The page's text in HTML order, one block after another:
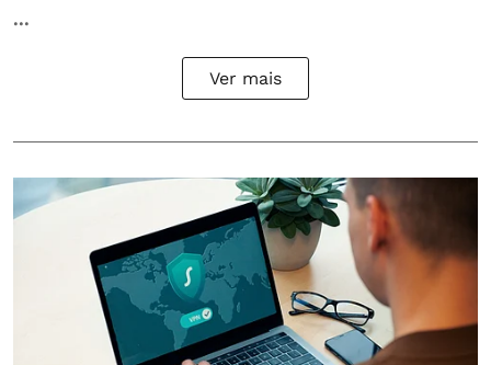
...
Ver mais